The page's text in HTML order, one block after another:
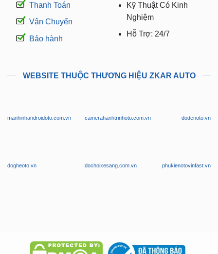
Thanh Toán
Vận Chuyển
Bảo hành
Kỹ Thuật Có Kinh
Nghiệm
Hỗ Trợ: 24/7
WEBSITE THUỘC THƯƠNG HIỆU ZKAR AUTO
manhinhandroidoto.com.vn camerahanhtrinhoto.com.vn dodenoto.vn
dogheoto.vn dochoixesang.com.vn phukienotovinfast.vn